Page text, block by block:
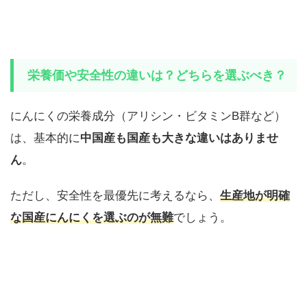
栄養価や安全性の違いは？どちらを選ぶべき？
にんにくの栄養成分（アリシン・ビタミンB群など）
は、基本的に中国産も国産も大きな違いはありませ
ん。
ただし、安全性を最優先に考えるなら、 生産地が明確
な国産にんにくを選ぶのが無難でしょう。